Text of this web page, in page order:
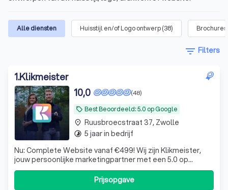
Alle diensten Huisstijl en/of Logo ontwerp(38)
filter_list Filters
1.Klikmeister
local_offer Best Beoordeeld: 5.0 op Google
(48)
10,0
Nu: Complete Website vanaf €499! Wij zijn Klikmeister,
jouw persoonlijke marketingpartner met een 5.0 op
Google Reviews. Wij zetten jouw bedrijf op de kaart.
Prijsopgave
place Ruusbroecstraat 37, Zwolle
timelapse 5 jaar in bedrijf